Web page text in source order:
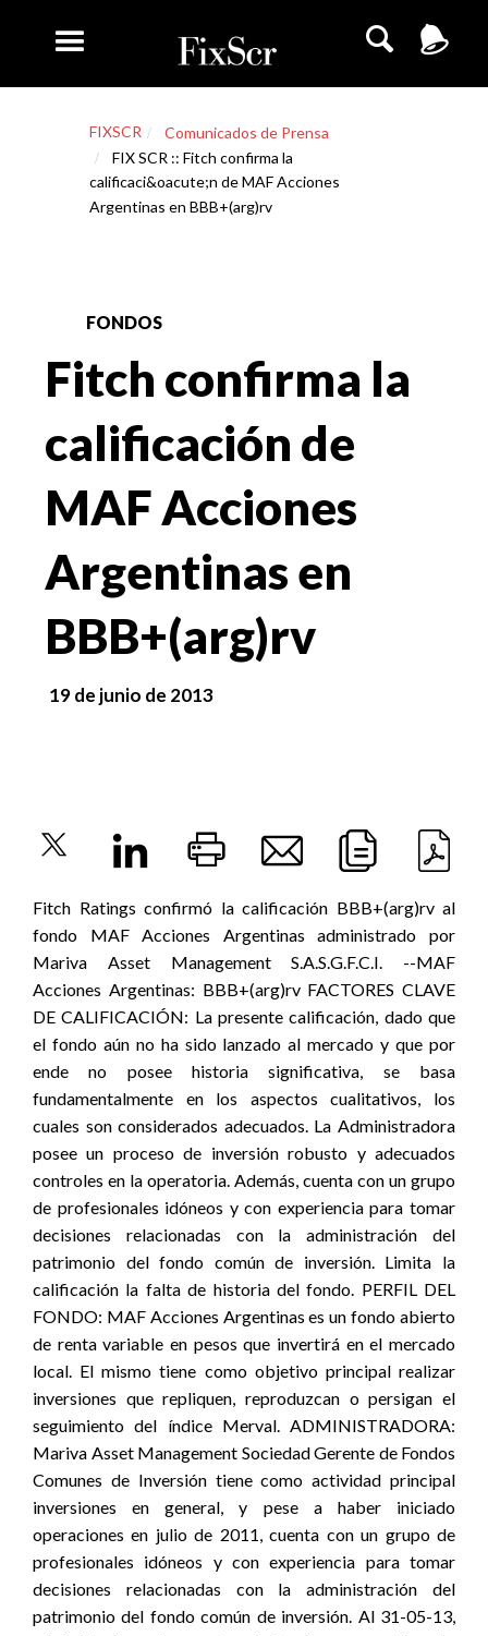
FIXSCR
Comunicados de Prensa
FIX SCR :: Fitch confirma la
calificaci&oacute;n de MAF Acciones
Argentinas en BBB+(arg)rv
FONDOS
Fitch confirma la
calificación de
MAF Acciones
Argentinas en
BBB+(arg)rv
19 de junio de 2013
Fitch Ratings confirmó la calificación BBB+(arg)rv al
fondo MAF Acciones Argentinas administrado por
Mariva Asset Management S.A.S.G.F.C.I. --MAF
Acciones Argentinas: BBB+(arg)rv FACTORES CLAVE
DE CALIFICACIÓN: La presente calificación, dado que
el fondo aún no ha sido lanzado al mercado y que por
ende no posee historia significativa, se basa
fundamentalmente en los aspectos cualitativos, los
cuales son considerados adecuados. La Administradora
posee un proceso de inversión robusto y adecuados
controles en la operatoria. Además, cuenta con un grupo
de profesionales idóneos y con experiencia para tomar
decisiones relacionadas con la administración del
patrimonio del fondo común de inversión. Limita la
calificación la falta de historia del fondo. PERFIL DEL
FONDO: MAF Acciones Argentinas es un fondo abierto
de renta variable en pesos que invertirá en el mercado
local. El mismo tiene como objetivo principal realizar
inversiones que repliquen, reproduzcan o persigan el
seguimiento del índice Merval. ADMINISTRADORA:
Mariva Asset Management Sociedad Gerente de Fondos
Comunes de Inversión tiene como actividad principal
inversiones en general, y pese a haber iniciado
operaciones en julio de 2011, cuenta con un grupo de
profesionales idóneos y con experiencia para tomar
decisiones relacionadas con la administración del
patrimonio del fondo común de inversión. Al 31-05-13,